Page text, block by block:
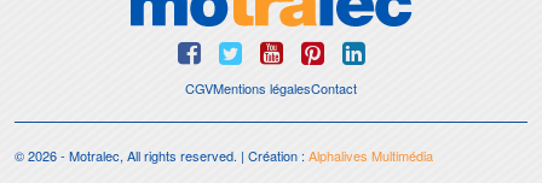
CGVMentions légalesContact
© 2026 - Motralec, All rights reserved. | Création : Alphalives Multimédia